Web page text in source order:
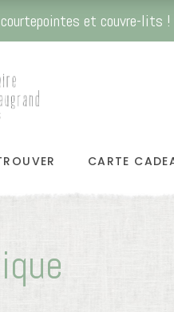
et couvre-lits !
CARTE